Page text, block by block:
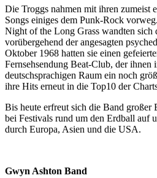
Die Troggs nahmen mit ihren zumeist
Songs einiges dem Punk-Rock
Night of the Long Grass wandten sich
vorübergehend der angesagten
Oktober 1968 hatten sie einen
Fernsehsendung Beat-Club, der ihnen
deutschsprachigen Raum ein noch
ihre Hits erneut in die Top10 der
Bis heute erfreut sich die Band großer
bei Festivals rund um den Erdball auf
durch Europa, Asien und die USA.
Gwyn Ashton Band